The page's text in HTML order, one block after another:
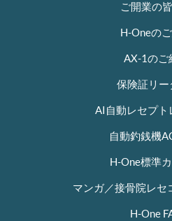
ご開業の
H-Oneの
AX-1のご
保険証リー
AI自動レセプ
自動釣銭機
H-One標準
マンガ／接骨院レセ
H-One